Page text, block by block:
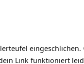
Link funktioniert